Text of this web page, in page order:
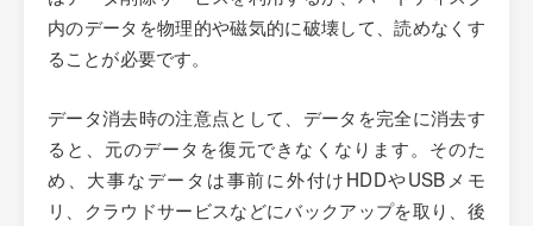
内のデータを物理的や磁気的に破壊して、読めなくす
ることが必要です。
データ消去時の注意点として、データを完全に消去す
ると、元のデータを復元できなくなります。そのた
め、大事なデータは事前に外付けHDDやUSBメモ
リ、クラウドサービスなどにバックアップを取り、後